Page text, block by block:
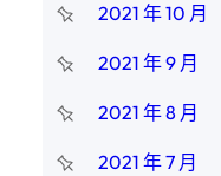
2021 年 10 月
2021 年 9 月
2021 年 8 月
2021 年 7 月